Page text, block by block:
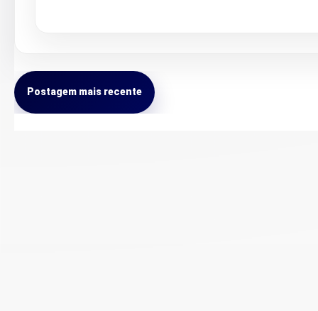
Postagem mais recente